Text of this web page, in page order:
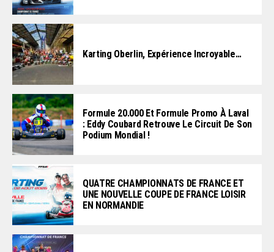
Karting Oberlin, Expérience Incroyable…
Formule 20.000 Et Formule Promo À Laval
: Eddy Coubard Retrouve Le Circuit De Son
Podium Mondial !
QUATRE CHAMPIONNATS DE FRANCE ET
UNE NOUVELLE COUPE DE FRANCE LOISIR
EN NORMANDIE